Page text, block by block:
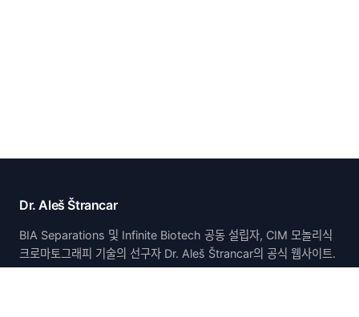
Dr. Aleš Štrancar
BIA Separations 및 Infinite Biotech 공동 설립자, CIM 모놀리식
크로마토그래피 기술의 선구자 Dr. Aleš Štrancar의 공식 웹사이트.